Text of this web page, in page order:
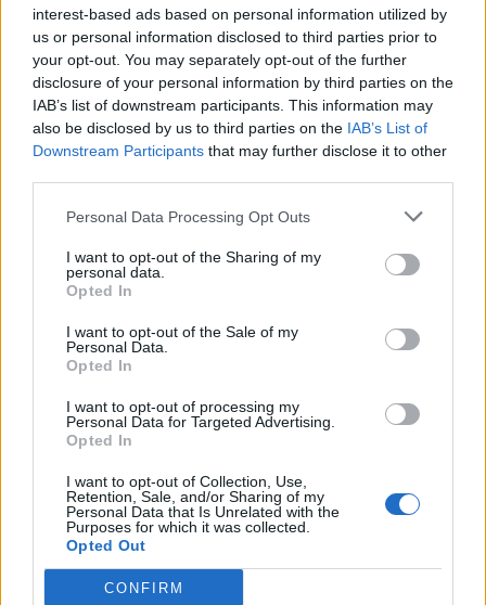
interest-based ads based on personal information utilized by
us or personal information disclosed to third parties prior to
your opt-out. You may separately opt-out of the further
disclosure of your personal information by third parties on the
IAB’s list of downstream participants. This information may
also be disclosed by us to third parties on the IAB’s List of
Downstream Participants that may further disclose it to other
Personal Data Processing Opt Outs
I want to opt-out of the Sharing of my
personal data.
Opted In
I want to opt-out of the Sale of my
Personal Data.
Opted In
I want to opt-out of processing my
Personal Data for Targeted Advertising.
Opted In
I want to opt-out of Collection, Use,
Retention, Sale, and/or Sharing of my
Personal Data that Is Unrelated with the
Purposes for which it was collected.
Opted Out
CONFIRM
Mazda konfirmon rikthimin e
CX-3, gjenerata e re pritet në
vitin 2027
Valverde rrëfen befasinë nga
Mourinho: Nuk e mendoja se
dhe flakët u përhapën drejt